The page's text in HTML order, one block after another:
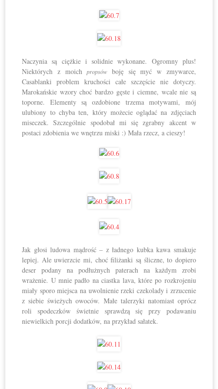
Naczynia są ciężkie i solidnie wykonane. Ogromny plus!
Niektórych z moichpropsów
boję się myć w zmywarce,
Casablanki problem kruchości całe szczęście nie dotyczy.
Marokańskie wzory choć bardzo gęste i ciemne, wcale nie są
toporne. Elementy są ozdobione trzema motywami, mój
ulubiony to chyba ten, który możecie oglądać na zdjęciach
miseczek. Szczególnie spodobał mi się zgrabny akcent w
postaci zdobienia we wnętrzu miski :) Mała rzecz, a cieszy!
Jak głosi ludowa mądrość – z ładnego kubka kawa smakuje
lepiej. Ale uwierzcie mi, choć filiżanki są śliczne, to dopiero
deser podany na podłużnych paterach na każdym zrobi
wrażenie. U mnie padło na ciastka lava, które po rozkrojeniu
miały sporo miejsca na uwolnienie rzeki czekolady i zrzucenie
z siebie świeżych owoców. Małe talerzyki natomiast oprócz
roli spodeczków świetnie sprawdzą się przy podawaniu
niewielkich porcji dodatków, na przykład sałatek.